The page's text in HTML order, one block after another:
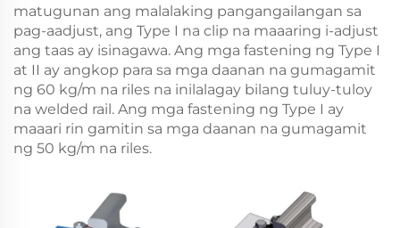
matugunan ang malalaking pangangailangan sa
pag-aadjust, ang Type I na clip na maaaring i-adjust
ang taas ay isinagawa. Ang mga fastening ng Type I
at II ay angkop para sa mga daanan na gumagamit
ng 60 kg/m na riles na inilalagay bilang tuluy-tuloy
na welded rail. Ang mga fastening ng Type I ay
maaari rin gamitin sa mga daanan na gumagamit
ng 50 kg/m na riles.